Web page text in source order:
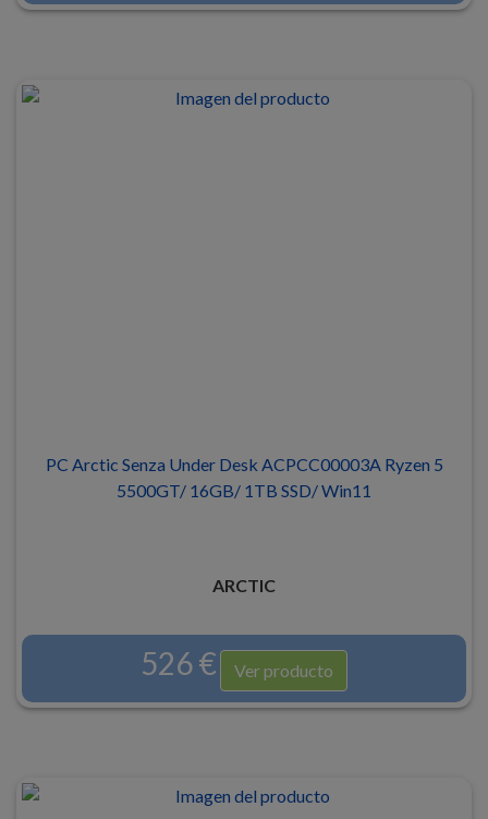
PC Arctic Senza Under Desk ACPCC00003A Ryzen 5
5500GT/ 16GB/ 1TB SSD/ Win11
ARCTIC
526 € Ver producto